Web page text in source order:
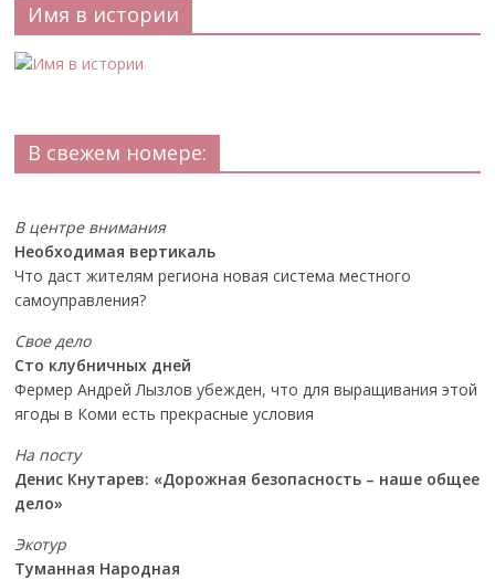
Имя в истории
В свежем номере:
В центре внимания
Необходимая вертикаль
Что даст жителям региона новая система местного
самоуправления?
Свое дело
Сто клубничных дней
Фермер Андрей Лызлов убежден, что для выращивания этой
ягоды в Коми есть прекрасные условия
На посту
Денис Кнутарев: «Дорожная безопасность – наше общее
дело»
Экотур
Туманная Народная